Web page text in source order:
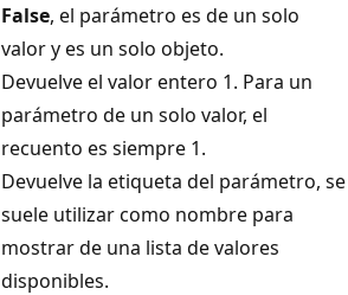
False, el parámetro es de un solo
valor y es un solo objeto.
Devuelve el valor entero 1. Para un
parámetro de un solo valor, el
recuento es siempre 1.
Devuelve la etiqueta del parámetro, se
suele utilizar como nombre para
mostrar de una lista de valores
disponibles.